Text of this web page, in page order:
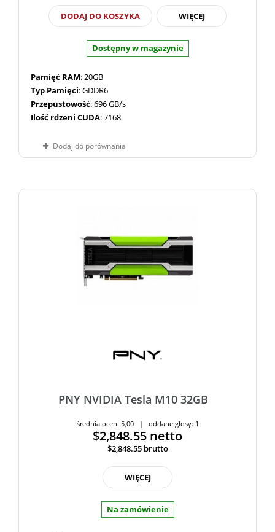
DODAJ DO KOSZYKA WIĘCEJ
Dostępny w magazynie
Pamięć RAM: 20GB
Typ Pamięci: GDDR6
Przepustowość: 696 GB/s
Ilość rdzeni CUDA: 7168
Dodaj do porównania
PNY NVIDIA Tesla M10 32GB
średnia ocen: 5,00 | oddane głosy: 1
$2,848.55 netto
$2,848.55 brutto
WIĘCEJ
Na zamówienie